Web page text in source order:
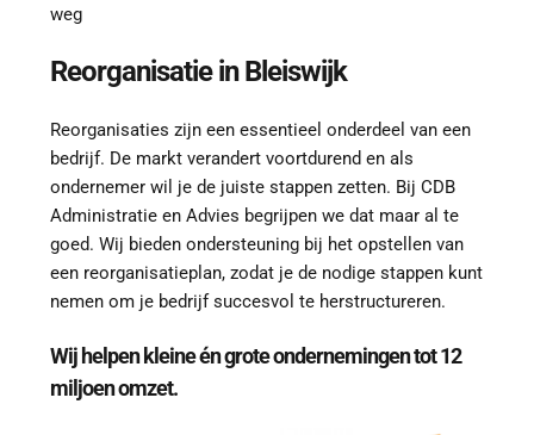
weg
Reorganisatie in Bleiswijk
Reorganisaties zijn een essentieel onderdeel van een
bedrijf. De markt verandert voortdurend en als
ondernemer wil je de juiste stappen zetten. Bij CDB
Administratie en Advies begrijpen we dat maar al te
goed. Wij bieden ondersteuning bij het opstellen van
een reorganisatieplan, zodat je de nodige stappen kunt
nemen om je bedrijf succesvol te herstructureren.
Wij helpen kleine én grote ondernemingen tot 12
miljoen omzet.